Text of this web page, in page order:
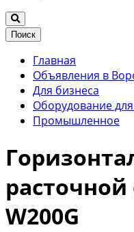
Поиск
Главная
Объявления в
Для бизнеса
Оборудование
Промышленное
расточной
W200G